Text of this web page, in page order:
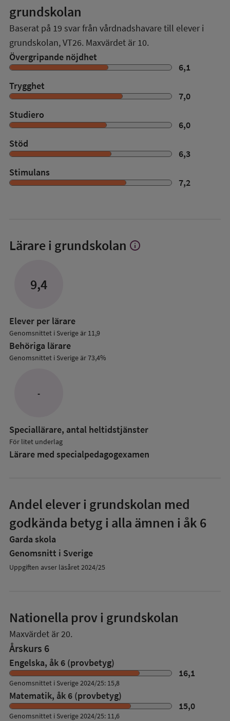
grundskolan
Baserat på 19 svar från vårdnadshavare till elever i
grundskolan,VT26. Maxvärdet är 10.
Övergripande nöjdhet
6,1
Trygghet
7,0
Studiero
6,0
Stöd
6,3
Stimulans
7,2
Lärare i grundskolan Visa
info
9,4
Elever per lärare
Genomsnittet i Sverige är 11,9
Behöriga lärare
Genomsnittet i Sverige är 73,4%
-
Speciallärare, antal heltidstjänster
För litet underlag
Lärare med specialpedagog­examen
Andel elever i grundskolan med
godkända betyg i alla ämnen i åk 6
Garda skola
Genomsnitt i Sverige
Uppgiften avser läsåret 2024/25
Nationella prov i grundskolan
Maxvärdet är 20.
Årskurs 6
Engelska, åk 6 (provbetyg)
16,1
Genomsnittet i Sverige 2024/25: 15,8
Matematik, åk 6 (provbetyg)
15,0
Genomsnittet i Sverige 2024/25: 11,6